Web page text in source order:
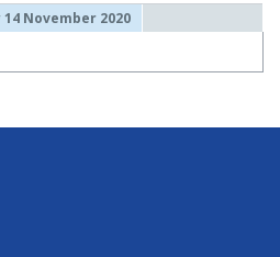
November 2020